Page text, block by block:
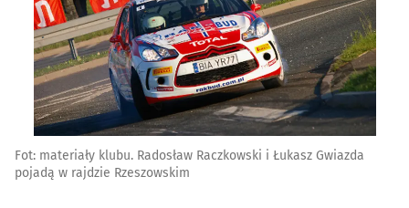
Fot: materiały klubu. Radosław Raczkowski i Łukasz Gwiazda
pojadą w rajdzie Rzeszowskim